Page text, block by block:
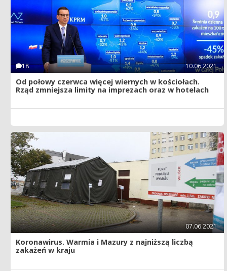
18 10.06.2021
Od połowy czerwca więcej wiernych w kościołach.
Rząd zmniejsza limity na imprezach oraz w hotelach
07.06.2021
Koronawirus. Warmia i Mazury z najniższą liczbą
zakażeń w kraju